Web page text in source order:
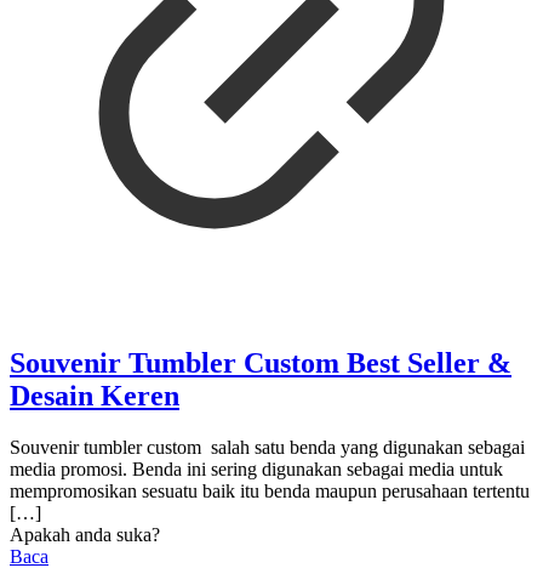
Souvenir Tumbler Custom Best Seller &
Desain Keren
Souvenir tumbler custom salah satu benda yang digunakan sebagai
media promosi. Benda ini sering digunakan sebagai media untuk
mempromosikan sesuatu baik itu benda maupun perusahaan tertentu
[…]
Apakah anda suka?
Baca